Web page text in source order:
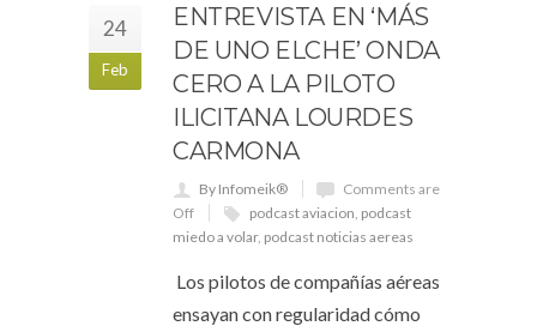
24
Feb
ENTREVISTA EN ‘MÁS
DE UNO ELCHE’ ONDA
CERO A LA PILOTO
ILICITANA LOURDES
CARMONA
By Infomeik®
Comments are
Off
podcast aviacion podcast
miedo a volar, podcast noticias aereas
Los pilotos de compañías aéreas
ensayan con regularidad cómo